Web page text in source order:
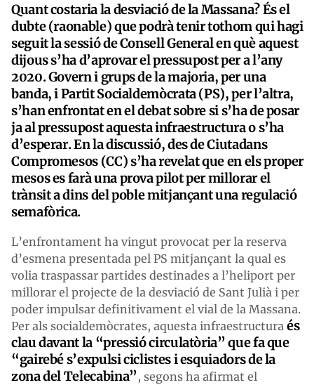
Quant costaria la desviació de la Massana? És el
dubte (raonable) que podrà tenir tothom qui hagi
seguit la sessió de Consell General en què aquest
dijous s’ha d’aprovar el pressupost per a l’any
2020. Govern i grups de la majoria, per una
banda, i Partit Socialdemòcrata (PS), per l’altra,
s’han enfrontat en el debat sobre si s’ha de posar
ja al pressupost aquesta infraestructura o s’ha
d’esperar. En la discussió, des de Ciutadans
Compromesos (CC) s’ha revelat que en els proper
mesos es farà una prova pilot per millorar el
trànsit a dins del poble mitjançant una regulació
semafòrica.
L’enfrontament ha vingut provocat per la reserva
d’esmena presentada pel PS mitjançant la qual es
volia traspassar partides destinades a l’heliport per
millorar el projecte de la desviació de Sant Julià i per
poder impulsar definitivament el vial de la Massana.
Per als socialdemòcrates, aquesta infraestructura és
clau davant la “pressió circulatòria” que fa que
“gairebé s’expulsi ciclistes i esquiadors de la
zona del Telecabina”, segons ha afirmat el